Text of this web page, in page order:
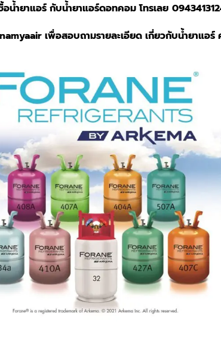
อน้ำยาแอร์ กับน้ำยาแอร์ดอทคอมโทรเลย
เพื่อสอบถามรายละเอียด เกี่ยวกับน้ำยาแอร์